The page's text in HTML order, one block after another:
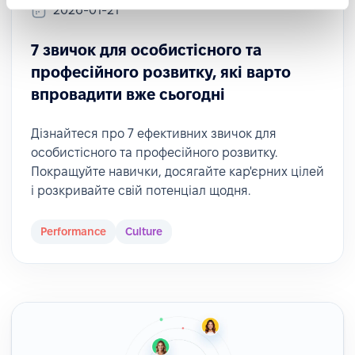
2026-01-21
7 звичок для особистісного та
професійного розвитку, які варто
впровадити вже сьогодні
Дізнайтеся про 7 ефективних звичок для
особистісного та професійного розвитку.
Покращуйте навички, досягайте кар'єрних цілей
і розкривайте свій потенціал щодня.
Performance Culture